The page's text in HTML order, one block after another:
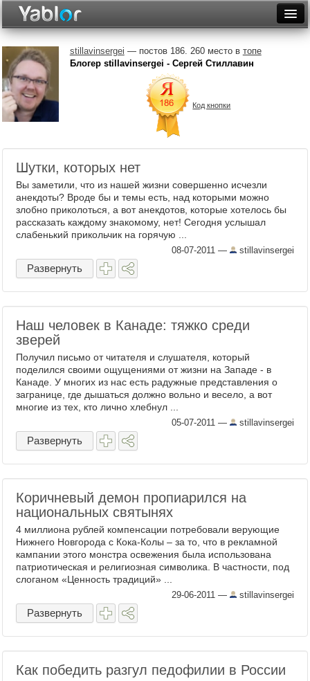
Неделя
Месяц
Рейтинги
Архив
Фототоп
Видеотоп
stillavinsergei — постов 186. 260 место в топе
Блогер stillavinsergei - Сергей Стиллавин
Код кнопки
Шутки, которых нет
Вы заметили, что из нашей жизни совершенно исчезли
анекдоты? Вроде бы и темы есть, над которыми можно
злобно приколоться, а вот анекдотов, которые хотелось бы
рассказать каждому знакомому, нет! Сегодня услышал
слабенький прикольчик на горячую ...
08-07-2011 — stillavinsergei
Развернуть
Наш человек в Канаде: тяжко среди
зверей
Получил письмо от читателя и слушателя, который
поделился своими ощущениями от жизни на Западе - в
Канаде. У многих из нас есть радужные представления о
загранице, где дышаться должно вольно и весело, а вот
многие из тех, кто лично хлебнул ...
05-07-2011 — stillavinsergei
Развернуть
Коричневый демон пропиарился на
национальных святынях
4 миллиона рублей компенсации потребовали верующие
Нижнего Новгорода с Кока-Колы – за то, что в рекламной
кампании этого монстра освежения была использована
патриотическая и религиозная символика. В частности, под
слоганом «Ценность традиций» ...
29-06-2011 — stillavinsergei
Развернуть
Как победить разгул педофилии в России